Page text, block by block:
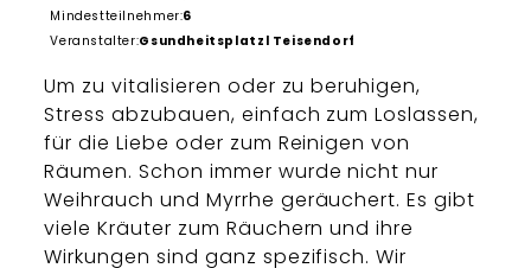
Mindestteilnehmer:6
Veranstalter:Gsundheitsplatzl Teisendorf
Um zu vitalisieren oder zu beruhigen,
Stress abzubauen, einfach zum Loslassen,
für die Liebe oder zum Reinigen von
Räumen. Schon immer wurde nicht nur
Weihrauch und Myrrhe geräuchert. Es gibt
viele Kräuter zum Räuchern und ihre
Wirkungen sind ganz spezifisch. Wir